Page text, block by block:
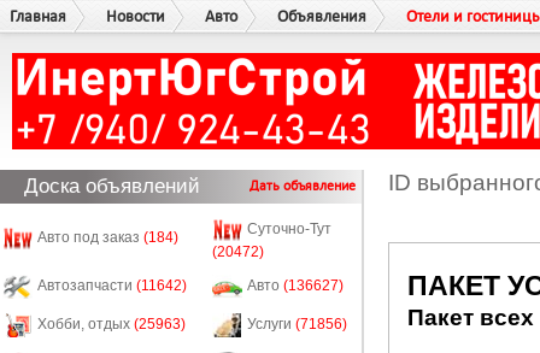
Главная
Новости Авто Объявления Отели и
Доска объявлений Дать объявление
Авто под заказ (184)
Суточно-Тут
(20472)
Автозапчасти (11642) Авто (136627)
Хобби, отдых (25963) Услуги (71856)
ID
ПАКЕТ
Пакет